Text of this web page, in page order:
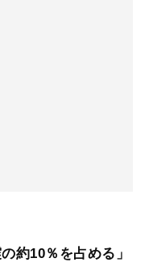
約10％を占める」